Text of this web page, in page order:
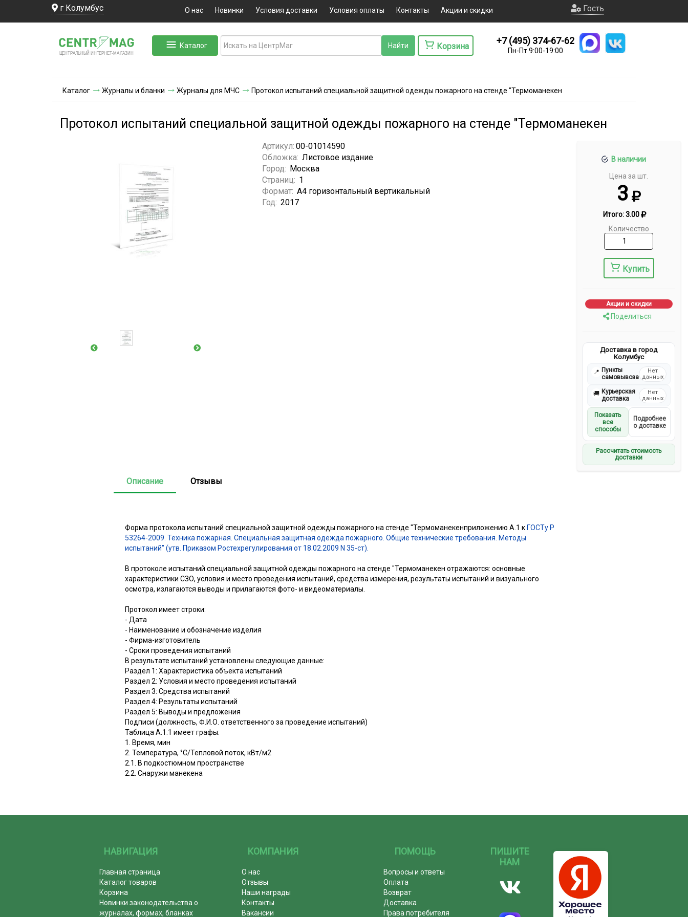
г Колумбус О нас Новинки Условия доставки Условия оплаты Контакты Акции и скидки Гость
ЦЕНТРАЛЬНЫЙ ИНТЕРНЕТ-МА ГАЗИН
Каталог Корзина
+7 (495) 374-67-62
Пн-Пт 9:00-19:00
Каталог Журналы и бланки Журналы для МЧС Протокол испытаний специальной защитной одежды пожарного на стенде "Термоманекен
Протокол испытаний специальной защитной одежды пожарного на стенде "Термоманекен
В наличии
Цена за шт.
3
Итого:3.00
Количество
Купить
Акции и скидки
Поделиться
Доставка в город
Колумбус
📍 Пункты
самовывоза
Нет
данных
🚚 Курьерская
доставка
Нет
данных
Показать
все
способы
Подробнее
о доставке
Рассчитать стоимость
доставки
Артикул: 00-01014590
Обложка: Листовое издание
Город: Москва
Страниц: 1
Формат: А4 горизонтальный вертикальный
Год: 2017
Описание Отзывы
Форма протокола испытаний специальной защитной одежды пожарного на стенде "Термоманекенприложению А.1 кГОСТу Р
53264-2009. Техника пожарная. Специальная защитная одежда пожарного. Общие технические требования. Методы
испытаний" (утв. Приказом Ростехрегулирования от 18.02.2009 N 35-ст).
В протоколе испытаний специальной защитной одежды пожарного на стенде "Термоманекен отражаются: основные
характеристики СЗО, условия и место проведения испытаний, средства измерения, результаты испытаний и визуального
осмотра, излагаются выводы и прилагаются фото- и видеоматериалы.
Протокол имеет строки:
- Дата
- Наименование и обозначение изделия
- Фирма-изготовитель
- Сроки проведения испытаний
В результате испытаний установлены следующие данные:
Раздел 1: Характеристика объекта испытаний
Раздел 2: Условия и место проведения испытаний
Раздел 3: Средства испытаний
Раздел 4: Результаты испытаний
Раздел 5: Выводы и предложения
Подписи (должность, Ф.И.О. ответственного за проведение испытаний)
Таблица А.1.1 имеет графы:
1. Время, мин
2. Температура, °C/Тепловой поток, кВт/м2
2.1. В подкостюмном пространстве
2.2. Снаружи манекена
НАВИГАЦИЯ
Главная страница
Каталог товаров
Корзина
Новинки законодательства о
журналах, формах, бланках
КОМПАНИЯ
О нас
Отзывы
Наши награды
Контакты
Вакансии
ПОМОЩЬ
Вопросы и ответы
Оплата
Возврат
Доставка
Права потребителя
ПИШИТЕ
НАМ